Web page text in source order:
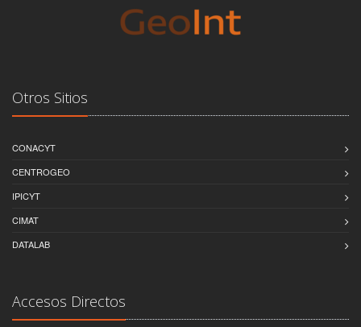
Otros Sitios
CONACYT
CENTROGEO
IPICYT
CIMAT
DATALAB
Accesos Directos